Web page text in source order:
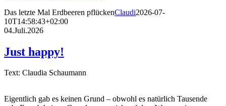
Das letzte Mal Erdbeeren pflückenClaudi2026-07-
10T14:58:43+02:00
04.Juli.2026
Just happy!
Text: Claudia Schaumann
Eigentlich gab es keinen Grund – obwohl es natürlich Tausende